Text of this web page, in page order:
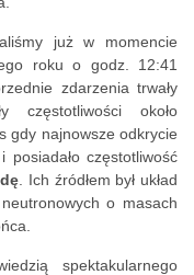
już w momencie
roku o godz. 12:41
zdarzenia trwały
około
gdy najnowsze odkrycie
i posiadało częstotliwość
. Ich źródłem był układ
o masach
spektakularnego